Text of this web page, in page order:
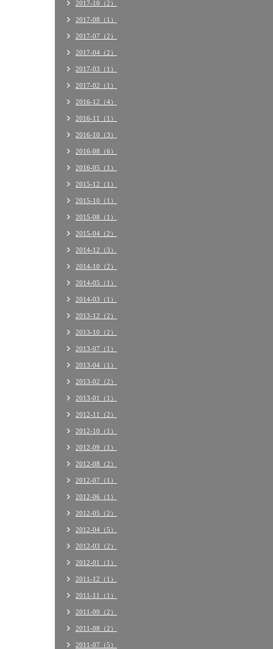
2017-10（2）
2017-08（1）
2017-07（2）
2017-04（2）
2017-03（1）
2017-02（1）
2016-12（4）
2016-11（1）
2016-10（3）
2016-08（6）
2016-05（1）
2015-12（1）
2015-10（1）
2015-08（1）
2015-04（2）
2014-12（3）
2014-10（2）
2014-05（1）
2014-03（1）
2013-12（2）
2013-10（2）
2013-07（1）
2013-04（1）
2013-02（2）
2013-01（1）
2012-11（2）
2012-10（1）
2012-09（1）
2012-08（2）
2012-07（1）
2012-06（1）
2012-05（2）
2012-04（5）
2012-03（2）
2012-01（1）
2011-12（1）
2011-11（1）
2011-09（2）
2011-08（2）
2011-07（5）